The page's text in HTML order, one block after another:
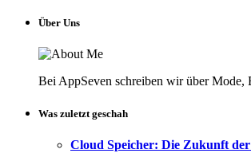
Über Uns
Bei AppSeven schreiben wir über Mode,
Was zuletzt geschah
Cloud Speicher: Die Zukunft